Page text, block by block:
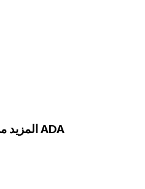
المزيد من الرسوم البيانية المباشرة ADA